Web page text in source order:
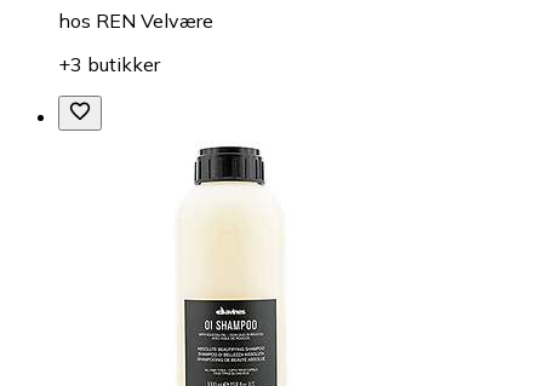
hos REN Velvære
+3 butikker